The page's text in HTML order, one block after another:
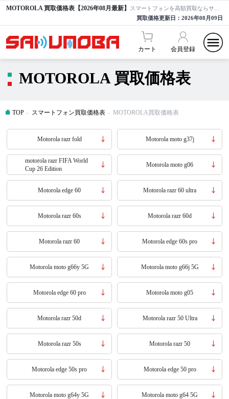
MOTOROLA 買取価格表【2026年08月最新】
買取価格更新日： 2026年08月09日
カート 会員登録
MOTOROLA 買取価格表
TOP スマートフォン買取価格表 MOTOROLA買取価格表
Motorola razr fold Motorola moto g37j
motorola razr FIFA World
Cup 26 Edition
Motorola moto g06
Motorola edge 60 Motorola razr 60 ultra
Motorola razr 60s Motorola razr 60d
Motorola razr 60 Motorola edge 60s pro
Motorola moto g66y 5G Motorola moto g66j 5G
Motorola edge 60 pro Motorola moto g05
Motorola razr 50d Motorola razr 50 Ultra
Motorola razr 50s Motorola razr 50
Motorola edge 50s pro Motorola edge 50 pro
Motorola moto g64y 5G Motorola moto g64 5G